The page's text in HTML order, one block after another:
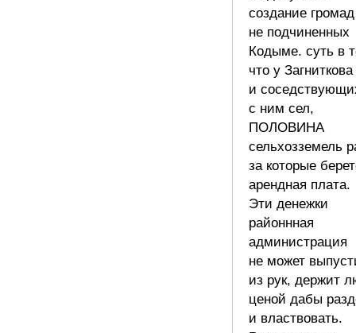
создание громад
не подчиненных
Кодыме. суть в
что у Загниткова
и
с ним сел,
ПОЛОВИНА
сельхозземель
за которые
арендная плата.
Эти денежки
районнная
администрация
не может
из рук, держит
ценой дабы
и властвовать.